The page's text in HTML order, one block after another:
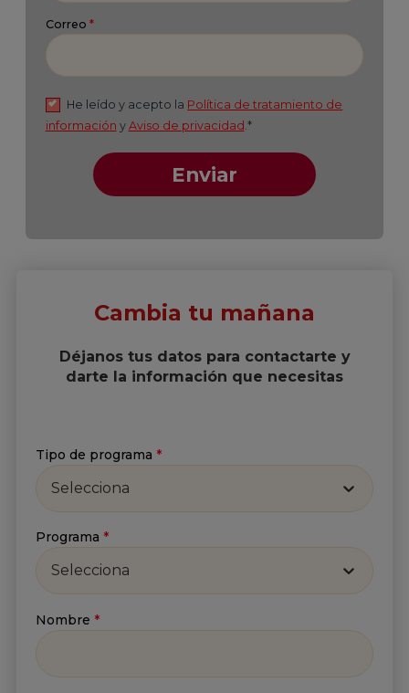
Suscríbete a nuestro
Recibe lo más reciente en tu correo
Nombre
Cambia tu mañana
Déjanos tus datos para contactarte y
darte la información que necesitas
Tipo de programa *
Selecciona
Programa *
Selecciona
Nombre *